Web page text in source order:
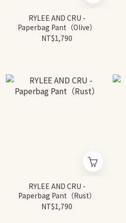
RYLEE AND CRU -
Paperbag Pant（Olive）
NT$1,790
RYLEE AND CRU -
Paperbag Pant（Rust）
NT$1,790